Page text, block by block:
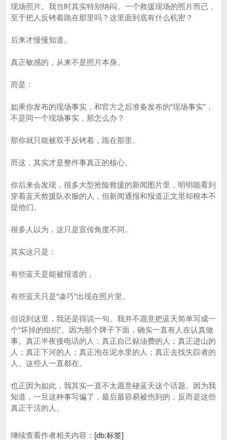
现场照片。我当时其实特别纳闷。一个救援现场的照片而已，
至于把人反铐着跪在那里吗？这里面到底有什么机密？
后来才慢慢知道。
真正敏感的，从来不是照片本身。
而是：
如果你发布的现场事实，和官方之后准备发布的“现场事实”，
不是同一个现场事实，那怎么办？
那你就只能被双手反铐着，跪在那里。
而这，其实才是整件事真正的核心。
你后来会发现，很多大型抢险救援的新闻图片里，明明能看到
穿着蓝天救援队衣服的人，但新闻通报和报道正文里却根本不
提他们。
很多人以为，这只是宣传角度不同。
其实这只是：
有些蓝天是能被报道的，
有些蓝天只是“凑巧”出现在照片里。
但说到这里，我还是得说一句。我并不愿意把蓝天简单写成一
个“坏掉的组织”。因为那个牌子下面，确实一直有人在认真做
事。真正半夜接电话的人；真正自己贴油费的人；真正进山的
人；真正下河的人；真正泡在泥水里的人；真正去找失踪者的
人。这些人一直都在。
也正因为如此，我其实一直不太愿意碰蓝天这个话题。因为我
知道，一旦这种事写偏了，最后最容易被伤到的，反而是这些
真正干活的人。
继续查看作者相关内容： [db:标签]